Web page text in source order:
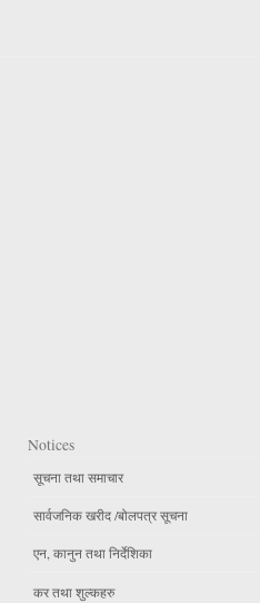
Notices
सूचना तथा समाचार
सार्वजनिक खरीद /बोलपत्र सूचना
एन, कानुन तथा निर्देशिका
कर तथा शुल्कहरु